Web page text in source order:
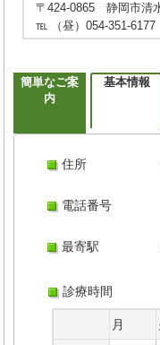
〒424-0865 静岡市清
℡ （昼）054-351-6177
簡単なご案
内
基本情報
住所
電話番号
最寄駅
診療時間
月